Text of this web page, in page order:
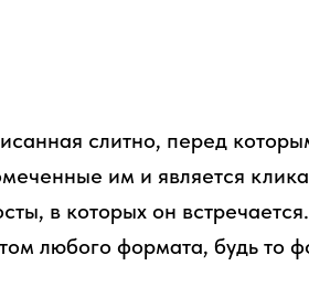
слитно, перед
им и является
в которых он
любого формата, будь то